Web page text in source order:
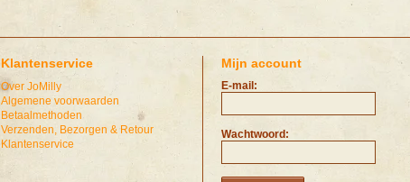
Klantenservice
Over JoMilly
Algemene voorwaarden
Betaalmethoden
Verzenden, Bezorgen & Retour
Klantenservice
Mijn account
E-mail:
Wachtwoord: